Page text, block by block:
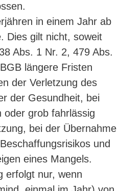
in einem Jahr ab
Dies gilt nicht, soweit
Abs. 1 Nr. 2, 479 Abs.
längere Fristen
der Verletzung des
der Gesundheit, bei
oder grob fahrlässig
bei der Übernahme
und
eines Mangels.
erfolgt nur, wenn